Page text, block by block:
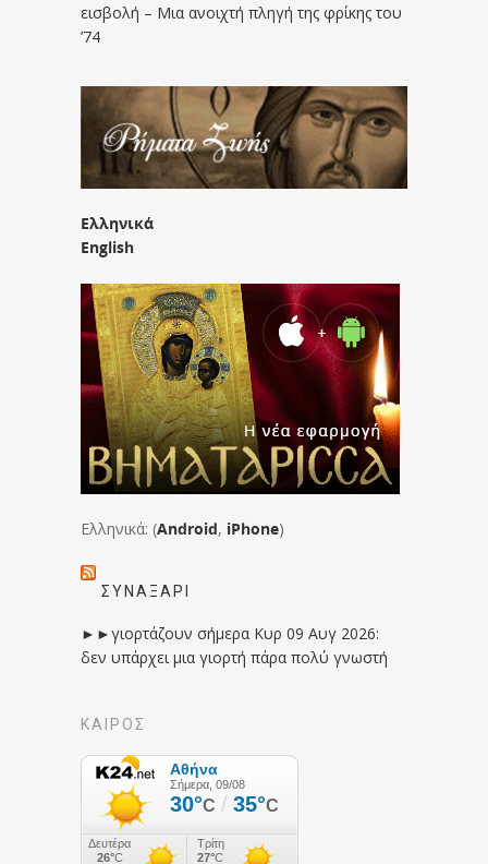
εισβολή – Μια ανοιχτή πληγή της φρίκης του
’74
Ελληνικά
English
Ελληνικά: (Android, iPhone)
ΣΥΝΑΞΆΡΙ
►►γιορτάζουν σήμερα Κυρ 09 Αυγ 2026:
δεν υπάρχει μια γιορτή πάρα πολύ γνωστή
ΚΑΙΡΟΣ